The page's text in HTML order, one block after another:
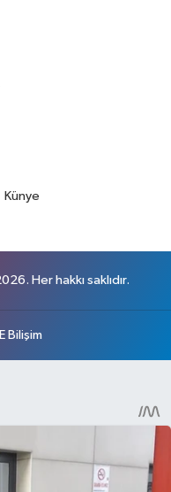
Künye
Her hakkı saklıdır.
Bilişim